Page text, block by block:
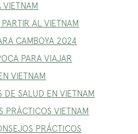
VIETNAM
AL VIETNAM
CAMBOYA 2024
PARA VIAJAR
VIETNAM
DE SALUD EN VIETNAM
PRÁCTICOS VIETNAM
PRÁCTICOS